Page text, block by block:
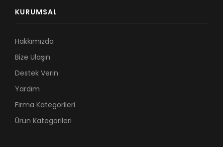
KURUMSAL
Hakkımızda
Bize Ulaşın
Destek Verin
Yardım
Firma Kategorileri
Ürün Kategorileri